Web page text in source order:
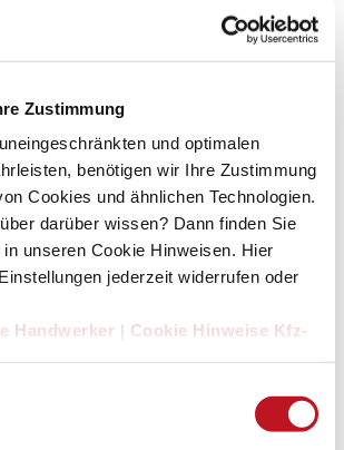
Zustimmung
und optimalen
benötigen wir Ihre Zustimmung
Cookies und ähnlichen Technologien.
darüber wissen? Dann finden Sie
unseren Cookie Hinweisen. Hier
jederzeit widerrufen oder
Handwerker | Cookie Hinweise Kfz-
SDH | Werde Teil unseres Teams
| SDH
sichern | SDH-Magazin
drin fürs Handwerk | Zubehöraktion